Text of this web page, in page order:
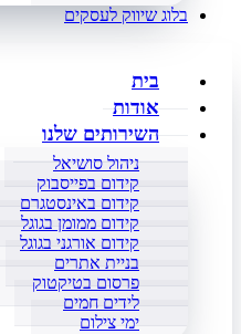
בלוג שיווק לעסקים
בית
אודות
השירותים שלנו
ניהול סושיאל
קידום בפייסבוק
קידום באינסטגרם
קידום ממומן בגוגל
קידום אורגני בגוגל
בניית אתרים
פרסום בטיקטוק
לידים חמים
ימי צילום